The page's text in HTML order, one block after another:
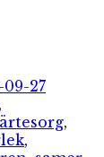
09-27
,
,
,